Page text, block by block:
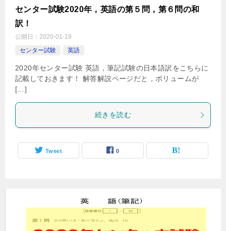
センター試験2020年，英語の第５問，第６問の和
訳！
公開日： 2020-01-19
センター試験
英語
2020年センター試験 英語，筆記試験の日本語訳をこちらに
記載しておきます！ 解答解説ページだと，ボリュームが
[…]
続きを読む
Tweet 0